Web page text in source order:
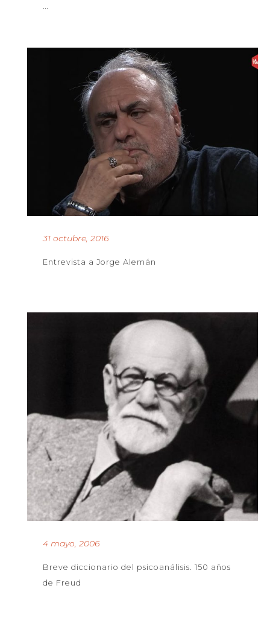
...
31 octubre, 2016
Entrevista a Jorge Alemán
4 mayo, 2006
Breve diccionario del psicoanálisis. 150 años
de Freud